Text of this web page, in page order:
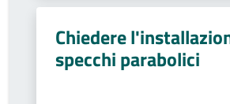
Chiedere
specchi parabolici